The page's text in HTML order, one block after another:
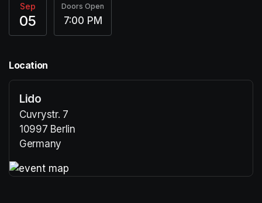
Sep
05
Doors Open
7:00 PM
Location
Lido
Cuvrystr. 7
10997 Berlin
Germany